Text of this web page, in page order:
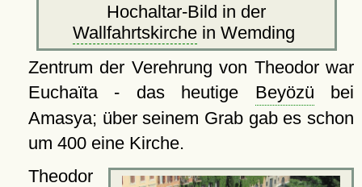
Hochaltar-Bild in der
Wallfahrtskirche in Wemding
Zentrum der Verehrung von Theodor war
Euchaïta - das heutige Beyözü bei
Amasya; über seinem Grab gab es schon
um 400 eine Kirche.
Theodor